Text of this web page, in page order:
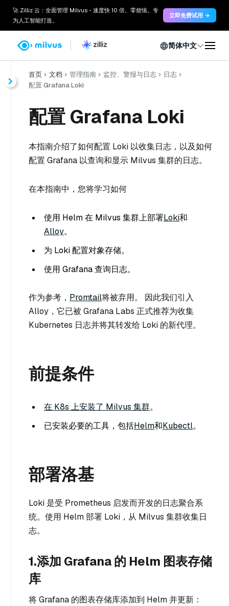
🚀 Zilliz 云：全面管理 Milvus - 速度快 10 倍。零烦恼。专
为人工智能打造。
立即免费试用 →
简体中文
首页 文档 管理指南 监控、警报与日志
日志
配置 Grafana Loki
配置 Grafana Loki
本指南介绍了如何配置 Loki 以收集日志，以及如何
配置 Grafana 以查询和显示 Milvus 集群的日志。
在本指南中，您将学习如何
使用 Helm 在 Milvus 集群上部署Loki和
Alloy。
为 Loki 配置对象存储。
使用 Grafana 查询日志。
作为参考， Promtail将被弃用。 因此我们引入
Alloy，它已被 Grafana Labs 正式推荐为收集
Kubernetes 日志并将其转发给 Loki 的新代理。
前提条件
在 K8s 上安装了 Milvus 集群。
已安装必要的工具，包括Helm和Kubectl。
部署洛基
Loki 是受 Prometheus 启发而开发的日志聚合系
统。使用 Helm 部署 Loki，从 Milvus 集群收集日
志。
1.添加 Grafana 的 Helm 图表存储
库
将 Grafana 的图表存储库添加到 Helm 并更新：